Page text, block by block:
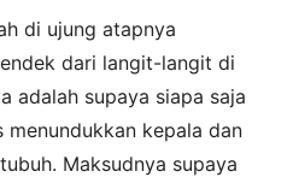
di ujung atapnya
dari langit-langit di
adalah supaya siapa saja
menundukkan kepala dan
Maksudnya supaya